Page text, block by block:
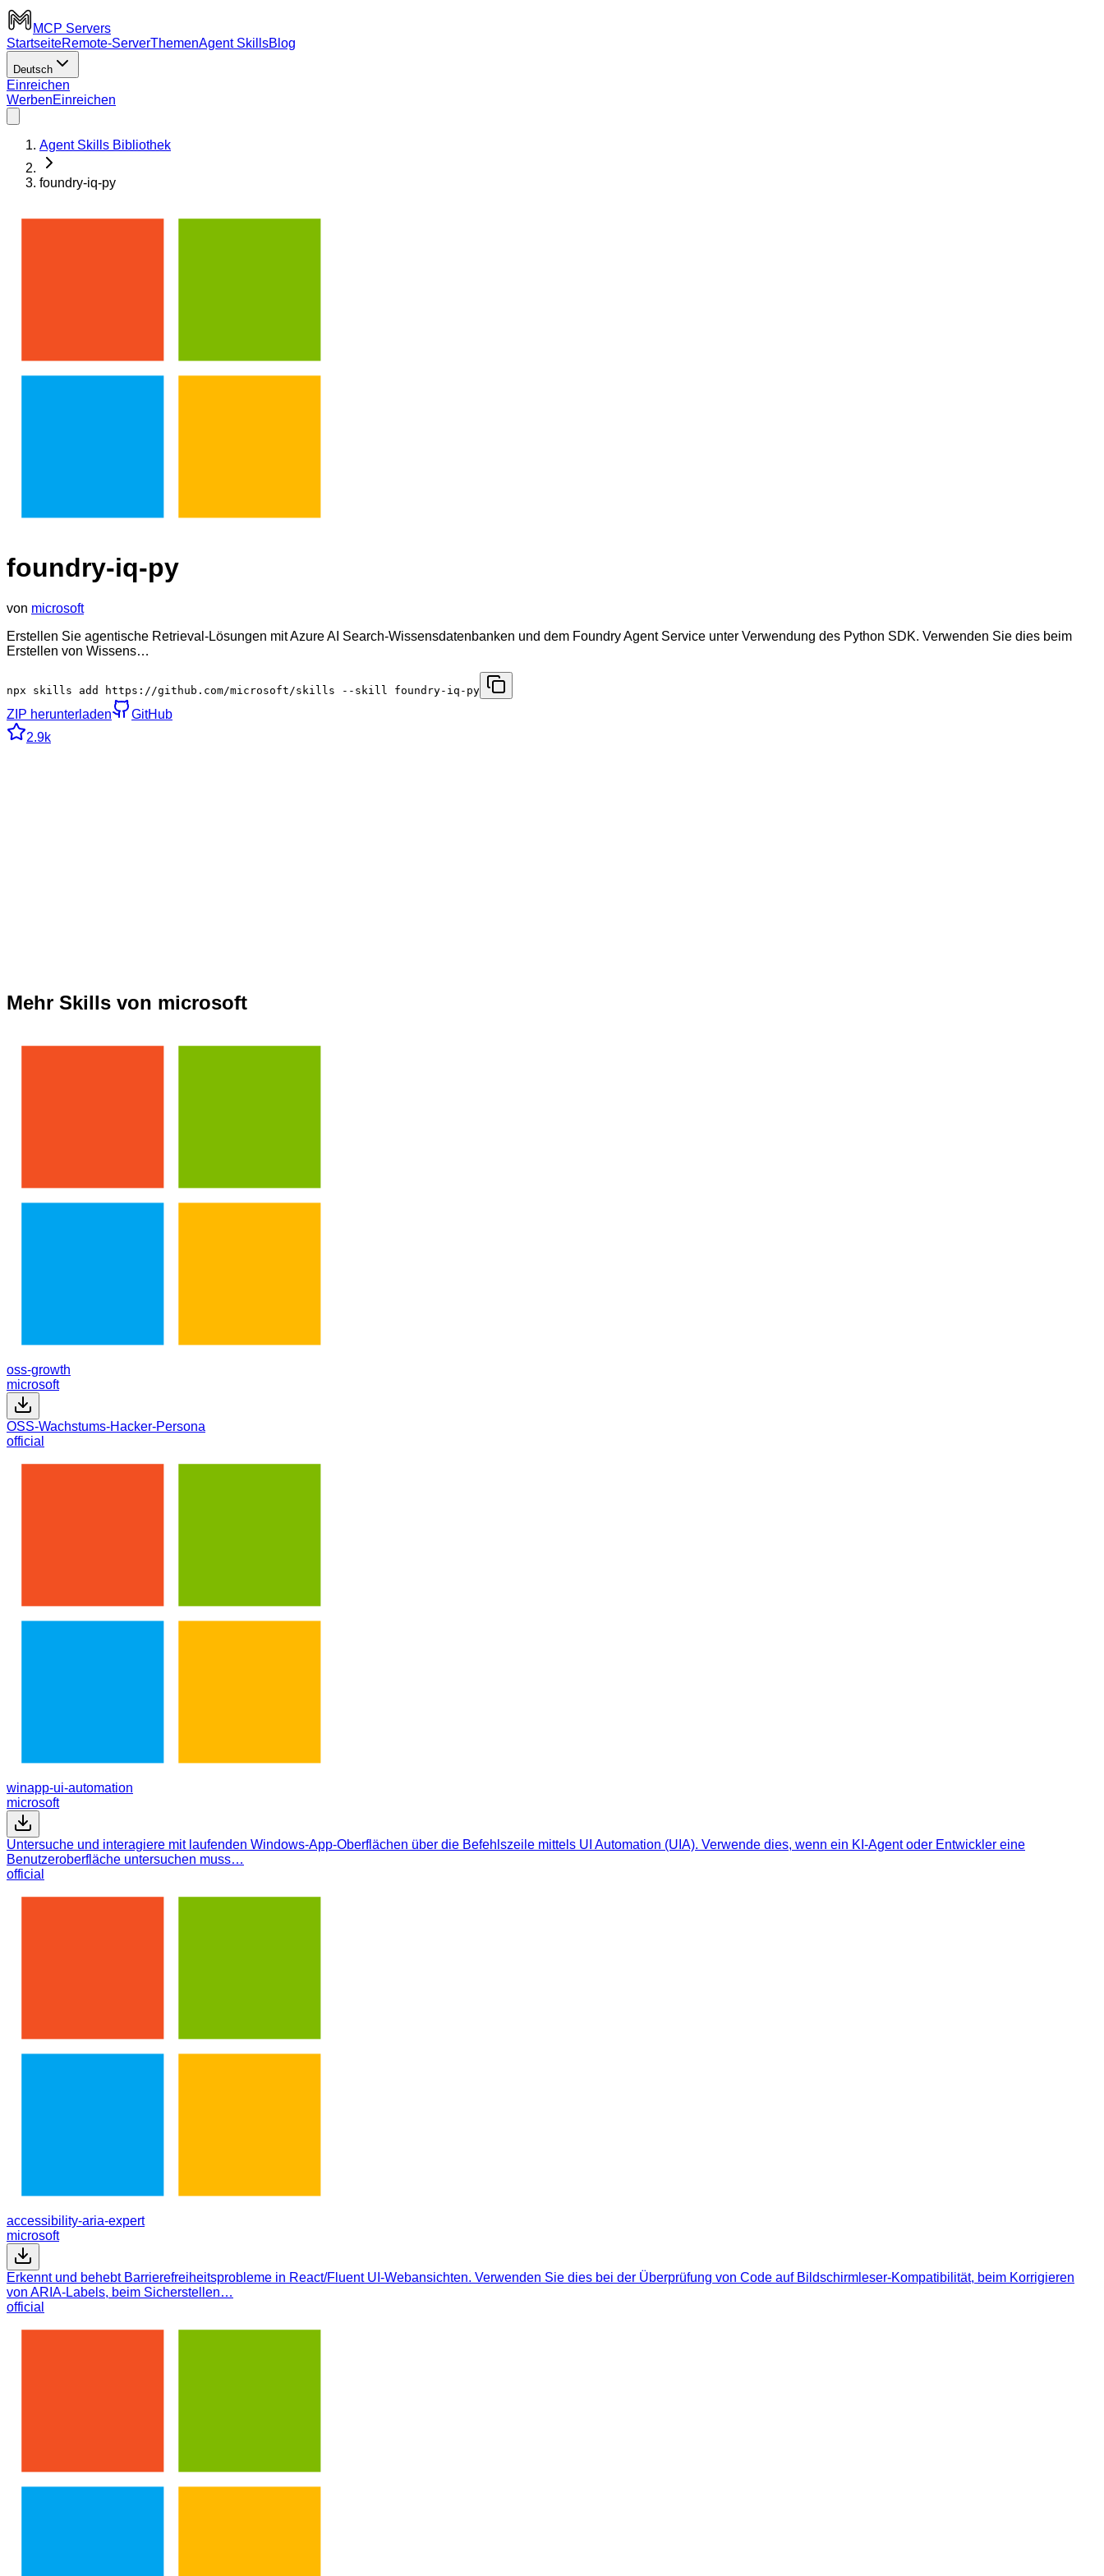
MCP Servers
StartseiteRemote-ServerThemenAgent SkillsBlog
Deutsch
Einreichen
WerbenEinreichen
Agent Skills Bibliothek
foundry-iq-py
foundry-iq-py
von microsoft
Erstellen Sie agentische Retrieval-Lösungen mit Azure AI Search-Wissensdatenbanken und dem Foundry Agent Service unter Verwendung des Python SDK. Verwenden Sie dies beim
Erstellen von Wissens…
npx skills add https://github.com/microsoft/skills --skill foundry-iq-py
ZIP herunterladen
GitHub
2.9k
Mehr Skills von microsoft
oss-growth
microsoft
OSS-Wachstums-Hacker-Persona
official
winapp-ui-automation
microsoft
Untersuche und interagiere mit laufenden Windows-App-Oberflächen über die Befehlszeile mittels UI Automation (UIA). Verwende dies, wenn ein KI-Agent oder Entwickler eine
Benutzeroberfläche untersuchen muss…
official
accessibility-aria-expert
microsoft
Erkennt und behebt Barrierefreiheitsprobleme in React/Fluent UI-Webansichten. Verwenden Sie dies bei der Überprüfung von Code auf Bildschirmleser-Kompatibilität, beim Korrigieren
von ARIA-Labels, beim Sicherstellen…
official